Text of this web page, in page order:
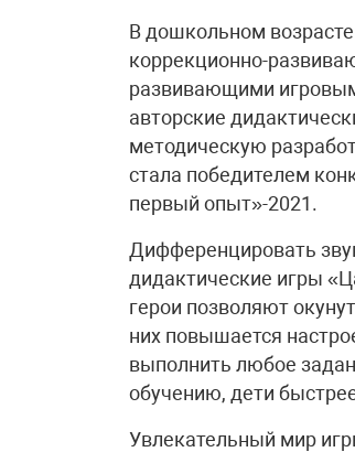
В дошкольном
коррекционно-
развивающими
авторские
методическую
стала победителем
первый опыт»-2021.
Дифференцировать
дидактические игры
герои позволяют
них повышается
выполнить любое
обучению, дети
Увлекательный мир